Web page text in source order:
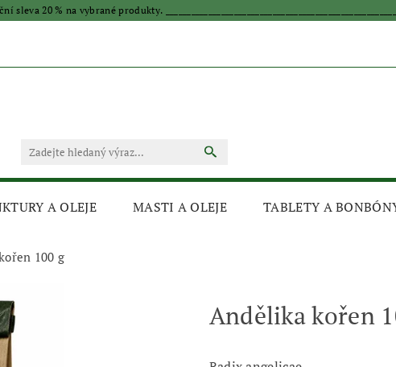
sleva 20 % na vybrané produkty.
A OLEJE MASTI A OLEJE TABLETY A
100 g
Andělika kořen